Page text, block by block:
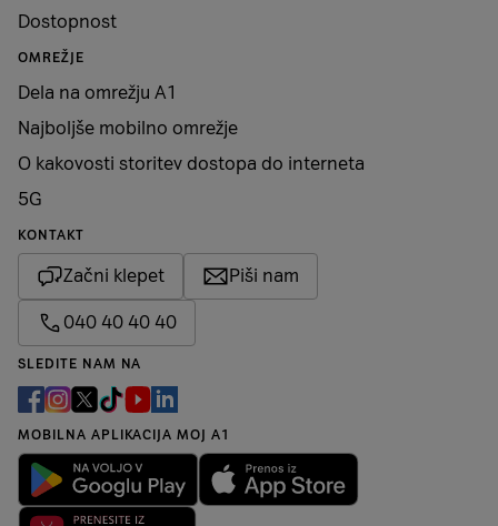
Dostopnost
OMREŽJE
Dela na omrežju A1
Najboljše mobilno omrežje
O kakovosti storitev dostopa do interneta
5G
KONTAKT
Začni klepet Piši nam
040 40 40 40
SLEDITE NAM NA
MOBILNA APLIKACIJA MOJ A1